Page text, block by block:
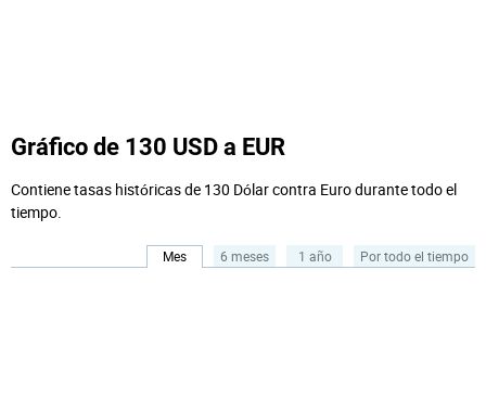
Gráfico de 130 USD a EUR
Contiene tasas históricas de 130 Dólar contra Euro durante todo el
tiempo.
Mes 6 meses 1 año Por todo el tiempo